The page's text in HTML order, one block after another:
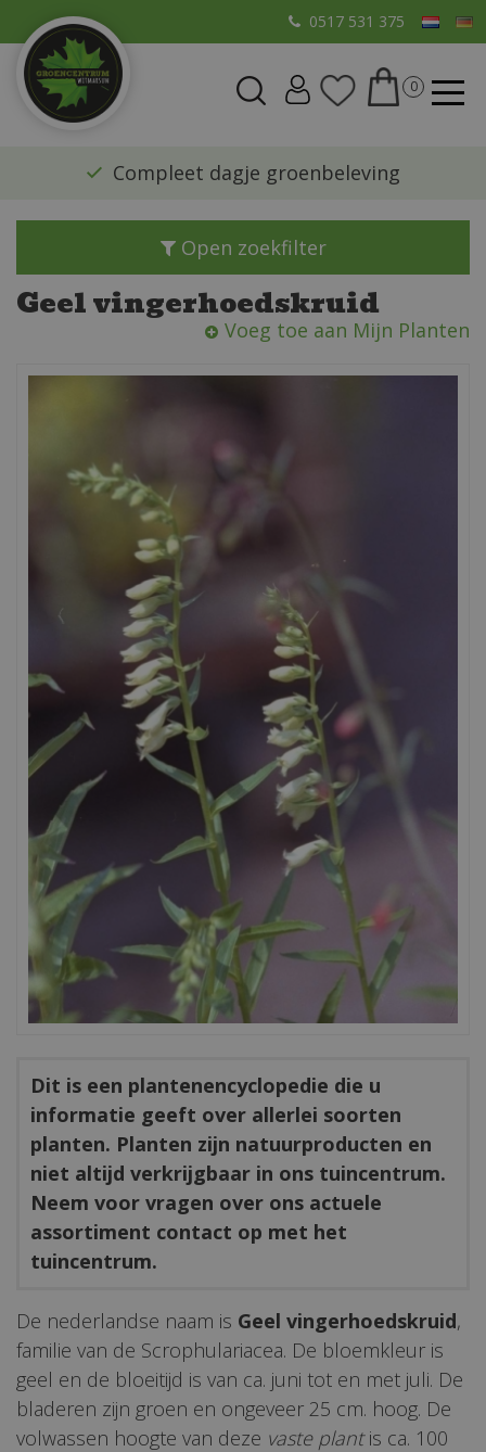
a
0517 531 375
​Compleet dagje groenbeleving
Open zoekfilter
Geel vingerhoedskruid
Voeg toe aan Mijn Planten
Dit is een plantenencyclopedie die u
informatie geeft over allerlei soorten
planten. Planten zijn natuurproducten en
niet altijd verkrijgbaar in ons tuincentrum.
Neem voor vragen over ons actuele
assortiment contact op met het
tuincentrum.
De nederlandse naam is Geel vingerhoedskruid,
familie van de Scrophulariacea. De bloemkleur is
geel en de bloeitijd is van ca. juni tot en met juli. De
bladeren zijn groen en ongeveer 25 cm. hoog. De
volwassen hoogte van deze vaste plantis ca. 100